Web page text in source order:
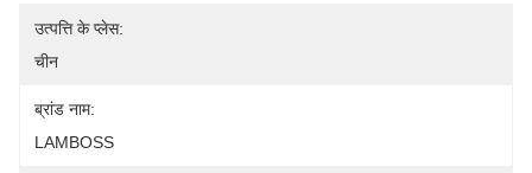
उत्पत्ति के प्लेस:
चीन
ब्रांड नाम:
LAMBOSS